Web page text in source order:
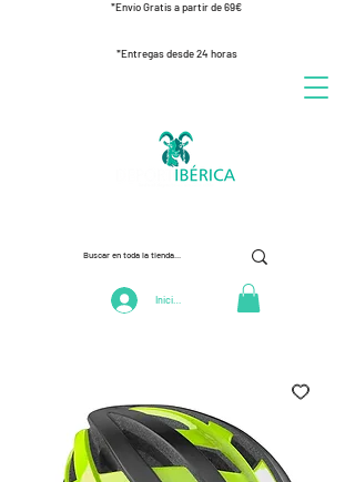
*Envío Gratis a partir de 69€
*Entregas desde 24 horas
Iniciar Sesión